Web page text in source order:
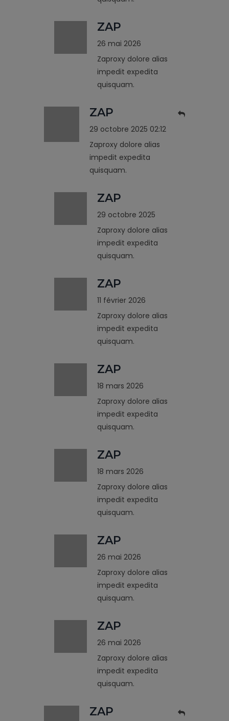
ZAP
26 mai 2026
Zaproxy dolore alias
impedit expedita
quisquam.
ZAP
29 octobre 2025 02:12
Zaproxy dolore alias
impedit expedita
quisquam.
ZAP
29 octobre 2025
Zaproxy dolore alias
impedit expedita
quisquam.
ZAP
11 février 2026
Zaproxy dolore alias
impedit expedita
quisquam.
ZAP
18 mars 2026
Zaproxy dolore alias
impedit expedita
quisquam.
ZAP
18 mars 2026
Zaproxy dolore alias
impedit expedita
quisquam.
ZAP
26 mai 2026
Zaproxy dolore alias
impedit expedita
quisquam.
ZAP
26 mai 2026
Zaproxy dolore alias
impedit expedita
quisquam.
ZAP